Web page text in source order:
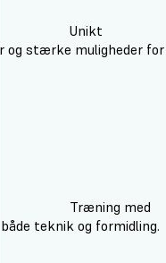
Unikt
og stærke muligheder for
Træning med
teknik og formidling.